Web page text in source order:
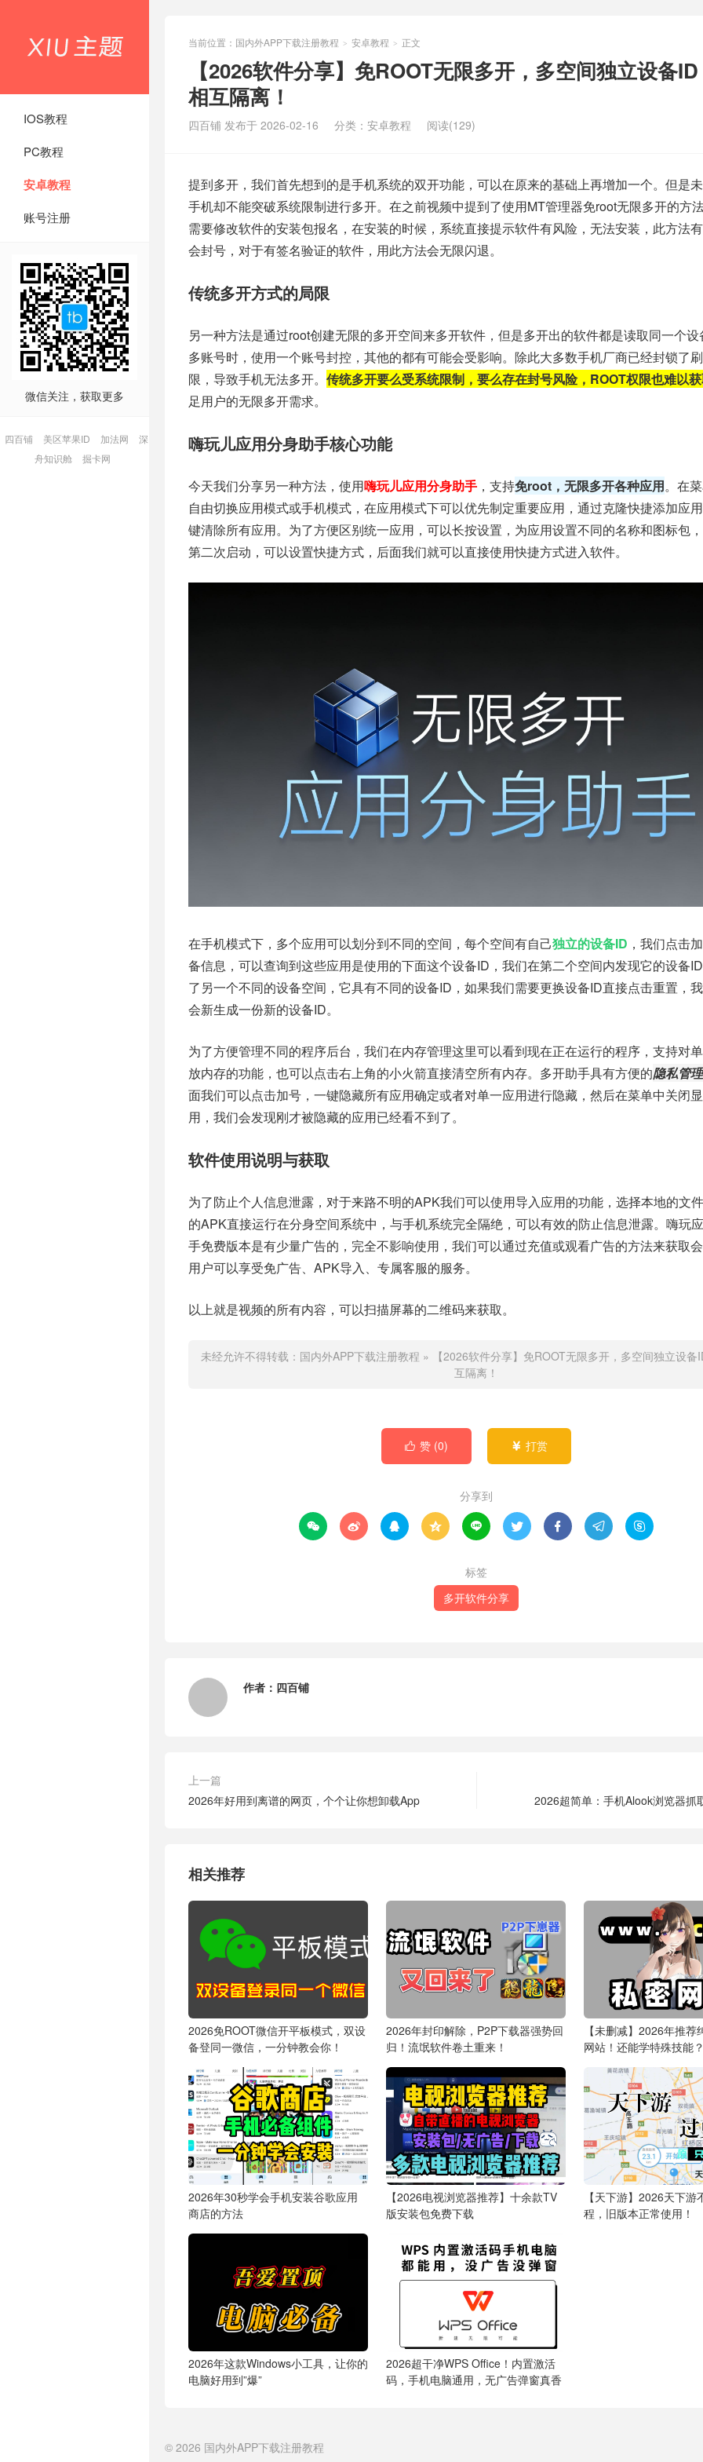
IOS教程
PC教程
安卓教程
账号注册
微信关注，获取更多
四百铺 美区苹果ID 加法网
深
舟知识舱
掘卡网
当前位置： 国内外APP下载注册教程 > 安卓教程 > 正文
【2026软件分享】免ROOT无限多开，多空间独立设备
相互隔离！
四百铺 发布于 2026-02-16 分类： 安卓教程 阅读(129)
提到多开，我们首先想到的是手机系统的双开功能，可以在原来的基础上再增加一个。但是
手机却不能突破系统限制进行多开。在之前视频中提到了使用MT管理器免root无限多开的方
需要修改软件的安装包报名，在安装的时候，系统直接提示软件有风险，无法安装，此方法
会封号，对于有签名验证的软件，用此方法会无限闪退。
传统多开方式的局限
另一种方法是通过root创建无限的多开空间来多开软件，但是多开出的软件都是读取同一个
多账号时，使用一个账号封控，其他的都有可能会受影响。除此大多数手机厂商已经封锁了
限，导致手机无法多开。 传统多开要么受系统限制，要么存在封号风险，ROOT权限也难以
足用户的无限多开需求。
嗨玩儿应用分身助手核心功能
今天我们分享另一种方法，使用嗨玩儿应用分身助手 ，支持免root，无限多开各种应用。在
自由切换应用模式或手机模式，在应用模式下可以优先制定重要应用，通过克隆快捷添加应
键清除所有应用。为了方便区别统一应用，可以长按设置，为应用设置不同的名称和图标包
第二次启动，可以设置快捷方式，后面我们就可以直接使用快捷方式进入软件。
在手机模式下，多个应用可以划分到不同的空间，每个空间有自己独立的设备ID ，我们点击
备信息，可以查询到这些应用是使用的下面这个设备ID，我们在第二个空间内发现它的设备
了另一个不同的设备空间，它具有不同的设备ID，如果我们需要更换设备ID直接点击重置，
会新生成一份新的设备ID。
为了方便管理不同的程序后台，我们在内存管理这里可以看到现在正在运行的程序，支持对
放内存的功能，也可以点击右上角的小火箭直接清空所有内存。多开助手具有方便的隐私管理
面我们可以点击加号，一键隐藏所有应用确定或者对单一应用进行隐藏，然后在菜单中关闭
用，我们会发现刚才被隐藏的应用已经看不到了。
软件使用说明与获取
为了防止个人信息泄露，对于来路不明的APK我们可以使用导入应用的功能，选择本地的文
的APK直接运行在分身空间系统中，与手机系统完全隔绝，可以有效的防止信息泄露。嗨玩
手免费版本是有少量广告的，完全不影响使用，我们可以通过充值或观看广告的方法来获取
用户可以享受免广告、APK导入、专属客服的服务。
以上就是视频的所有内容，可以扫描屏幕的二维码来获取。
未经允许不得转载： 国内外APP下载注册教程 »
【2026软件分享】免ROOT无限多开，多空间独立设备
互隔离！
 赞 (0)  打赏
分享到
        
标签
多开软件分享
作者： 四百铺
上一篇
2026年好用到离谱的网页，个个让你想卸载App
2026超简单：手机Alook浏览器抓
相关推荐
2026免ROOT微信开平板模式，双设
备登同一微信，一分钟教会你！
2026年封印解除，P2P下载器强势回
归！流氓软件卷土重来！
【未删减】2026年推荐
网站！还能学特殊技能
2026年30秒学会手机安装谷歌应用
商店的方法
【2026电视浏览器推荐】十余款TV
版安装包免费下载
【天下游】2026天下游
程，旧版本正常使用！
2026年这款Windows小工具，让你的
电脑好用到”爆”
2026超干净WPS Office！内置激活
码，手机电脑通用，无广告弹窗真香
© 2026 国内外APP下载注册教程